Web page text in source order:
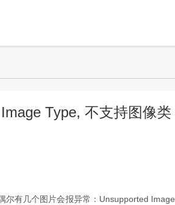
Type, 不支持图像类
尔有几个图片会报异常：Unsupported Image